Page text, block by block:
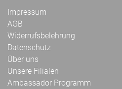
Impressum
AGB
Widerrufsbelehrung
Datenschutz
Über uns
Unsere Filialen
Ambassador Programm